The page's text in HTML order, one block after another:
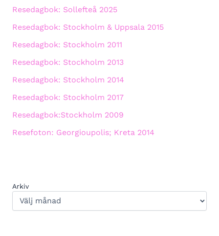
Resedagbok: Sollefteå 2025
Resedagbok: Stockholm & Uppsala 2015
Resedagbok: Stockholm 2011
Resedagbok: Stockholm 2013
Resedagbok: Stockholm 2014
Resedagbok: Stockholm 2017
Resedagbok:Stockholm 2009
Resefoton: Georgioupolis; Kreta 2014
Arkiv